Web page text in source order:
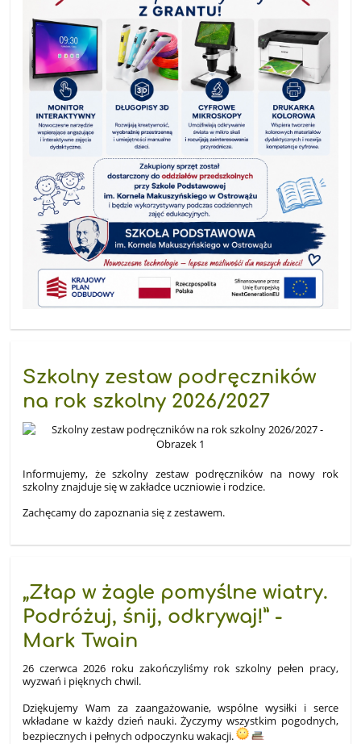
Szkolny zestaw podręczników
na rok szkolny 2026/2027
Informujemy, że szkolny zestaw podręczników na nowy rok
szkolny znajduje się w zakładce uczniowie i rodzice.
Zachęcamy do zapoznania się z zestawem.
„Złap w żagle pomyślne wiatry.
Podróżuj, śnij, odkrywaj!” -
Mark Twain
26 czerwca 2026 roku zakończyliśmy rok szkolny pełen pracy,
wyzwań i pięknych chwil.
Dziękujemy Wam za zaangażowanie, wspólne wysiłki i serce
wkładane w każdy dzień nauki. Życzymy wszystkim pogodnych,
bezpiecznych i pełnych odpoczynku wakacji.